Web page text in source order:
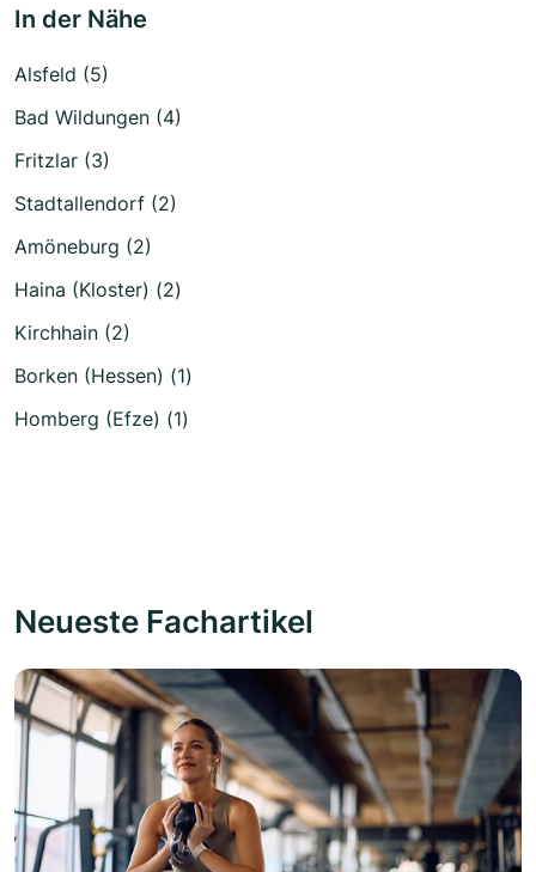
In der Nähe
Alsfeld (5)
Bad Wildungen (4)
Fritzlar (3)
Stadtallendorf (2)
Amöneburg (2)
Haina (Kloster) (2)
Kirchhain (2)
Borken (Hessen) (1)
Homberg (Efze) (1)
Neueste Fachartikel